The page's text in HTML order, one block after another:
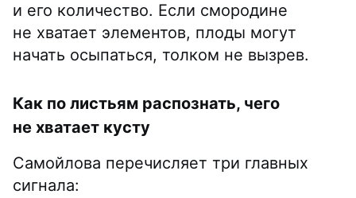
и его количество. Если смородине
не хватает элементов, плоды могут
начать осыпаться, толком не вызрев.
Как по листьям распознать, чего
не хватает кусту
Самойлова перечисляет три главных
сигнала: